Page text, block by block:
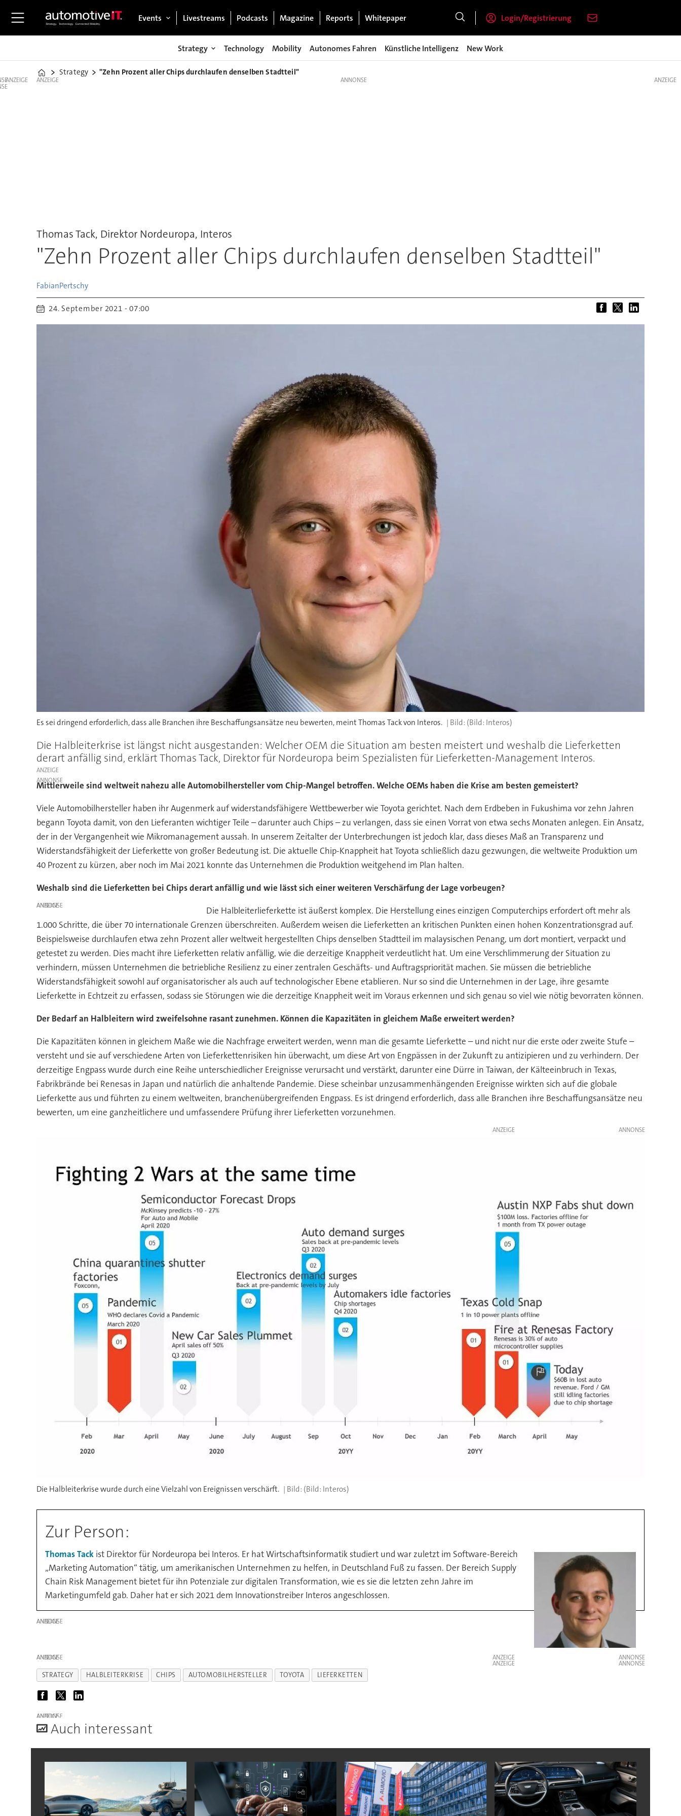
Events Livestreams Podcasts Magazine Reports Whitepaper Login/Registrierung
Strategy Technology Mobility Autonomes Fahren Künstliche Intelligenz New Work
Home
Strategy "Zehn Prozent aller Chips durchlaufen denselben Stadtteil"
ANZEIGE ANZEIGE
Thomas Tack, Direktor Nordeuropa, Interos
"Zehn Prozent aller Chips durchlaufen denselben Stadtteil"
FabianPertschy
24. September 2021 - 07:00
Es sei dringend erforderlich, dass alle Branchen ihre Beschaffungsansätze neu bewerten, meint Thomas Tack von Interos. (Bild: Interos)
Die Halbleiterkrise ist längst nicht ausgestanden: Welcher OEM die Situation am besten meistert und weshalb die Lieferketten
derart anfällig sind, erklärt Thomas Tack, Direktor für Nordeuropa beim Spezialisten für Lieferketten-Management Interos.
ANZEIGE
Mittlerweile sind weltweit nahezu alle Automobilhersteller vom Chip-Mangel betroffen. Welche OEMs haben die Krise am besten gemeistert?
Viele Automobilhersteller haben ihr Augenmerk auf widerstandsfähigere Wettbewerber wie Toyota gerichtet. Nach dem Erdbeben in Fukushima vor zehn Jahren
begann Toyota damit, von den Lieferanten wichtiger Teile – darunter auch Chips – zu verlangen, dass sie einen Vorrat von etwa sechs Monaten anlegen. Ein Ansatz,
der in der Vergangenheit wie Mikromanagement aussah. In unserem Zeitalter der Unterbrechungen ist jedoch klar, dass dieses Maß an Transparenz und
Widerstandsfähigkeit der Lieferkette von großer Bedeutung ist. Die aktuelle Chip-Knappheit hat Toyota schließlich dazu gezwungen, die weltweite Produktion um
40 Prozent zu kürzen, aber noch im Mai 2021 konnte das Unternehmen die Produktion weitgehend im Plan halten.
Weshalb sind die Lieferketten bei Chips derart anfällig und wie lässt sich einer weiteren Verschärfung der Lage vorbeugen?
ANZEIGE
Die Halbleiterlieferkette ist äußerst komplex. Die Herstellung eines einzigen Computerchips erfordert oft mehr als
1.000 Schritte, die über 70 internationale Grenzen überschreiten. Außerdem weisen die Lieferketten an kritischen Punkten einen hohen Konzentrationsgrad auf.
Beispielsweise durchlaufen etwa zehn Prozent aller weltweit hergestellten Chips denselben Stadtteil im malaysischen Penang, um dort montiert, verpackt und
getestet zu werden. Dies macht ihre Lieferketten relativ anfällig, wie die derzeitige Knappheit verdeutlicht hat. Um eine Verschlimmerung der Situation zu
verhindern, müssen Unternehmen die betriebliche Resilienz zu einer zentralen Geschäfts- und Auftragspriorität machen. Sie müssen die betriebliche
Widerstandsfähigkeit sowohl auf organisatorischer als auch auf technologischer Ebene etablieren. Nur so sind die Unternehmen in der Lage, ihre gesamte
Lieferkette in Echtzeit zu erfassen, sodass sie Störungen wie die derzeitige Knappheit weit im Voraus erkennen und sich genau so viel wie nötig bevorraten können.
Der Bedarf an Halbleitern wird zweifelsohne rasant zunehmen. Können die Kapazitäten in gleichem Maße erweitert werden?
Die Kapazitäten können in gleichem Maße wie die Nachfrage erweitert werden, wenn man die gesamte Lieferkette – und nicht nur die erste oder zweite Stufe –
versteht und sie auf verschiedene Arten von Lieferkettenrisiken hin überwacht, um diese Art von Engpässen in der Zukunft zu antizipieren und zu verhindern. Der
derzeitige Engpass wurde durch eine Reihe unterschiedlicher Ereignisse verursacht und verstärkt, darunter eine Dürre in Taiwan, der Kälteeinbruch in Texas,
Fabrikbrände bei Renesas in Japan und natürlich die anhaltende Pandemie. Diese scheinbar unzusammenhängenden Ereignisse wirkten sich auf die globale
Lieferkette aus und führten zu einem weltweiten, branchenübergreifenden Engpass. Es ist dringend erforderlich, dass alle Branchen ihre Beschaffungsansätze neu
bewerten, um eine ganzheitlichere und umfassendere Prüfung ihrer Lieferketten vorzunehmen.
ANZEIGE
Die Halbleiterkrise wurde durch eine Vielzahl von Ereignissen verschärft. (Bild: Interos)
Zur Person:
Thomas Tack ist Direktor für Nordeuropa bei Interos. Er hat Wirtschaftsinformatik studiert und war zuletzt im Software-Bereich
„Marketing Automation“ tätig, um amerikanischen Unternehmen zu helfen, in Deutschland Fuß zu fassen. Der Bereich Supply
Chain Risk Management bietet für ihn Potenziale zur digitalen Transformation, wie es sie die letzten zehn Jahre im
Marketingumfeld gab. Daher hat er sich 2021 dem Innovationstreiber Interos angeschlossen.
ANZEIGE
ANZEIGE
ANZEIGE
ANZEIGE
STRATEGY HALBLEITERKRISE CHIPS AUTOMOBILHERSTELLER TOYOTA LIEFERKETTEN
ANZEIGE
Auch interessant
ANZEIGE